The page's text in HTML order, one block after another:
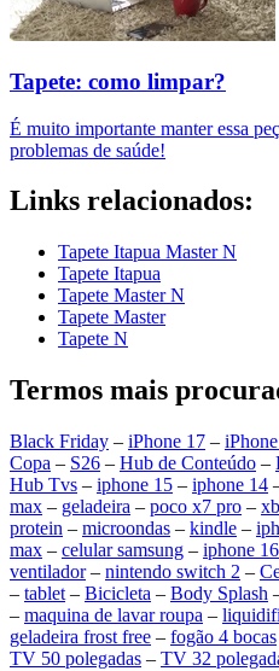
Tapete: como limpar?
É muito importante manter essa
problemas de saúde!
Links relacionados:
Tapete Itapua Master N
Tapete Itapua
Tapete Master N
Tapete Master
Tapete N
Termos mais
Black Friday – iPhone 17 –
Copa – S26 – Hub de Conteúdo –
Hub Tvs – iphone 15 – iphone 14
max – geladeira – poco x7 pro –
protein – microondas – kindle –
max – celular samsung – iphone
ventilador– nintendo switch 2 –
– tablet – Bicicleta – Body Splash
– maquina de lavar roupa –
geladeira frost free – fogão 4 bocas
TV 50 polegadas – TV 32